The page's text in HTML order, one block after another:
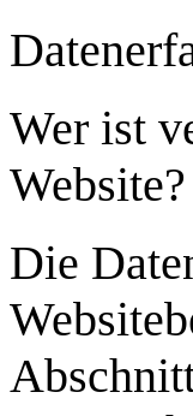
Wer ist
Website?
Die